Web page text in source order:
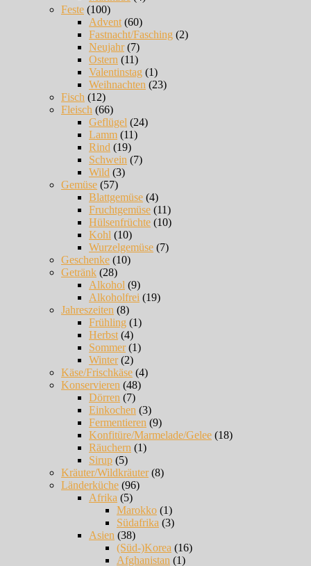
Feste (100)
Advent (60)
Fastnacht/Fasching (2)
Neujahr(7)
Ostern (11)
Valentinstag (1)
Weihnachten (23)
Fisch (12)
Fleisch (66)
Geflügel (24)
Lamm (11)
Rind (19)
Schwein (7)
Wild (3)
Gemüse (57)
Blattgemüse (4)
Fruchtgemüse (11)
Hülsenfrüchte (10)
Kohl (10)
Wurzelgemüse (7)
Geschenke (10)
Getränk (28)
Alkohol (9)
Alkoholfrei (19)
Jahreszeiten (8)
Frühling (1)
Herbst (4)
Sommer(1)
Winter(2)
Käse/Frischkäse (4)
Konservieren (48)
Dörren (7)
Einkochen (3)
Fermentieren (9)
Konfitüre/Marmelade/Gelee (18)
Räuchern (1)
Sirup (5)
Kräuter/Wildkräuter(8)
Länderküche (96)
Afrika (5)
Marokko (1)
Südafrika (3)
Asien (38)
(Süd-)Korea (16)
Afghanistan (1)